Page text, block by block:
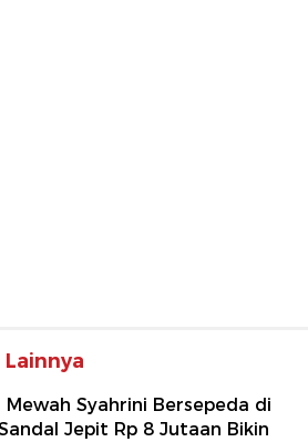
Mewah Syahrini Bersepeda di
Jepit Rp 8 Jutaan Bikin